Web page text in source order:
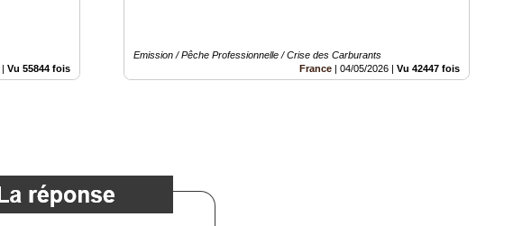
| Vu 55844 fois
Emission / Pêche Professionnelle / Crise des Carburants
France | 04/05/2026 | Vu 42447 fois